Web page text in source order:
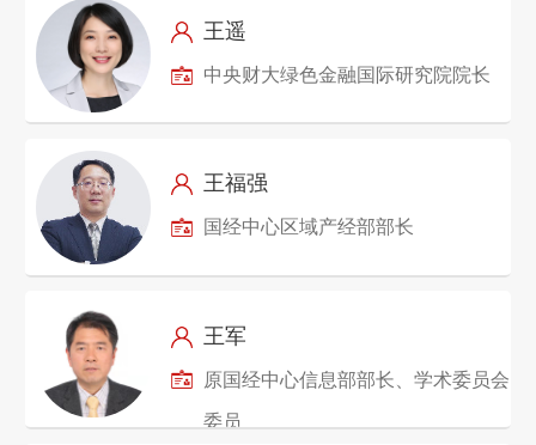
王遥
中央财大绿色金融国际研究院院长
王福强
国经中心区域产经部部长
王军
原国经中心信息部部长、学术委员会
委员